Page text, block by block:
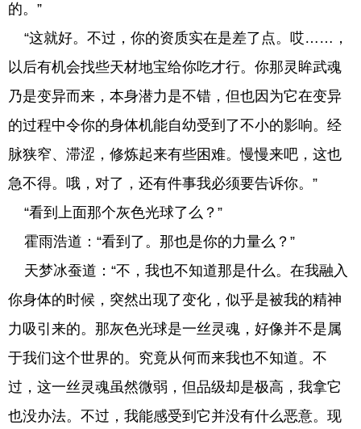
的。”
“这就好。不过，你的资质实在是差了点。哎……，
以后有机会找些天材地宝给你吃才行。你那灵眸武魂
乃是变异而来，本身潜力是不错，但也因为它在变异
的过程中令你的身体机能自幼受到了不小的影响。经
脉狭窄、滞涩，修炼起来有些困难。慢慢来吧，这也
急不得。哦，对了，还有件事我必须要告诉你。”
“看到上面那个灰色光球了么？”
霍雨浩道：“看到了。那也是你的力量么？”
天梦冰蚕道：“不，我也不知道那是什么。在我融入
你身体的时候，突然出现了变化，似乎是被我的精神
力吸引来的。那灰色光球是一丝灵魂，好像并不是属
于我们这个世界的。究竟从何而来我也不知道。不
过，这一丝灵魂虽然微弱，但品级却是极高，我拿它
也没办法。不过，我能感受到它并没有什么恶意。现